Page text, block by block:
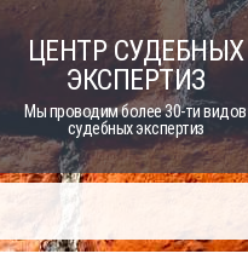
Skip
ЦЕНТР СУДЕБНЫХ
ЭКСПЕРТИЗ
Мы проводим более 30-ти видов
судебных экспертиз